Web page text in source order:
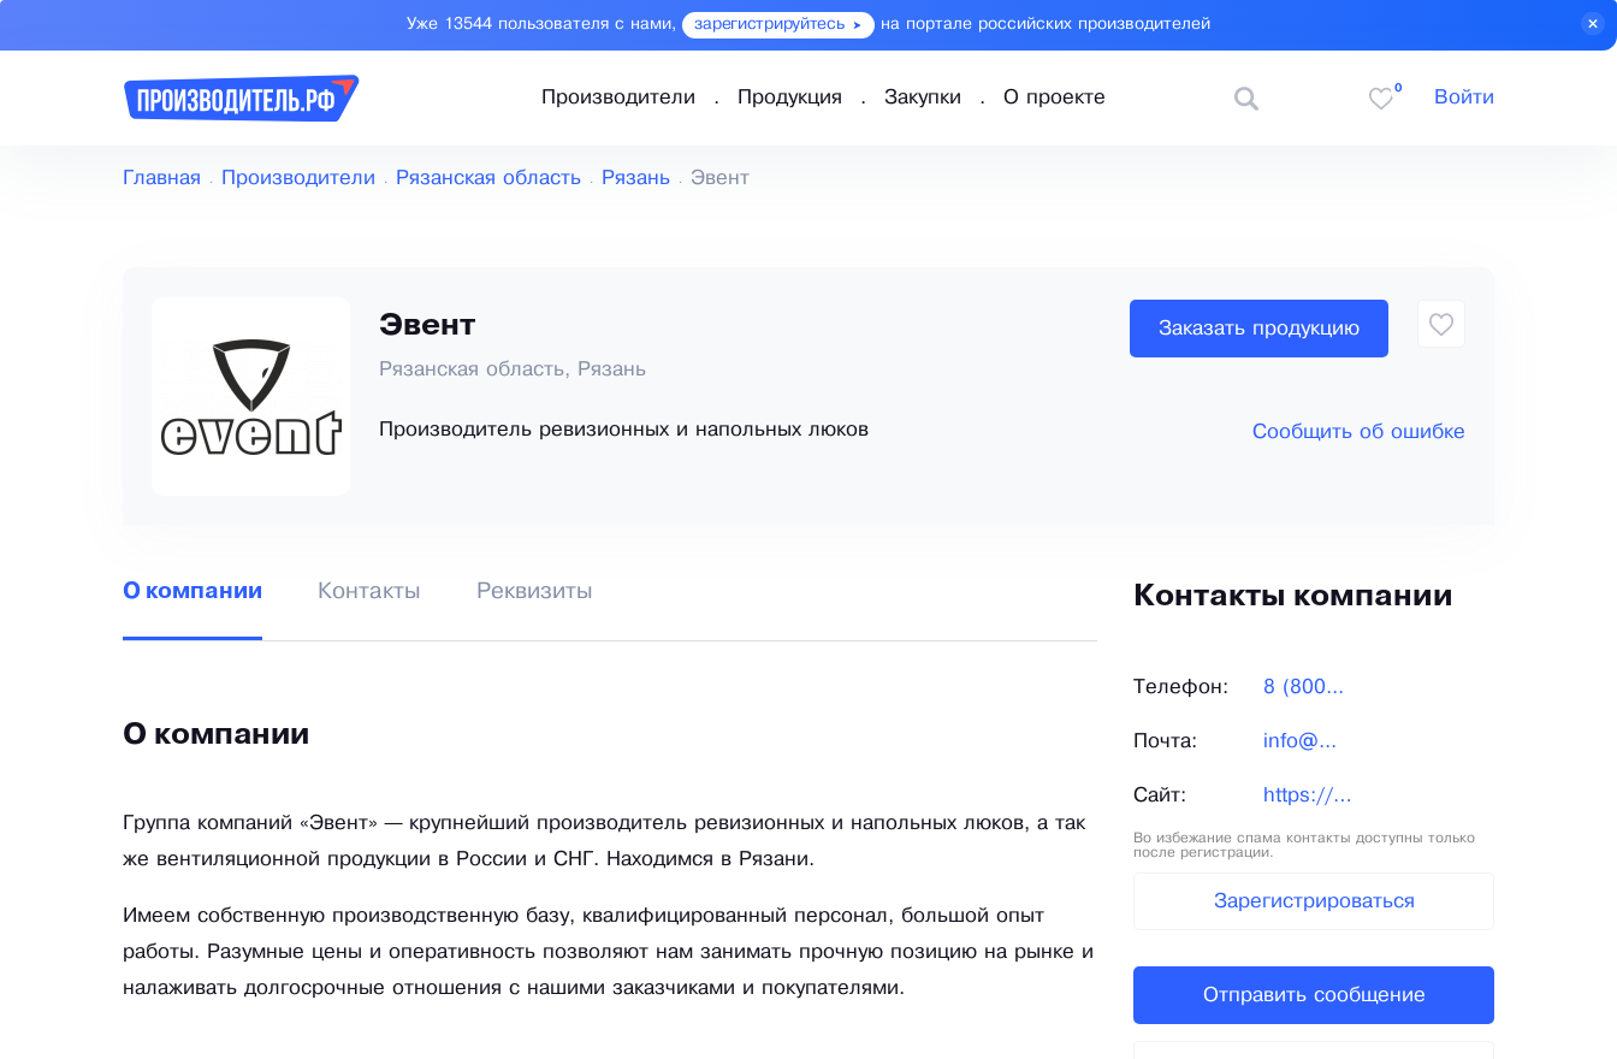
Уже 13544 пользователя с нами, зарегистрируйтесь на портале российских производителей
Производители Продукция Закупки О проекте
0
Войти
Главная Производители Рязанская область Рязань Эвент
Эвент
Рязанская область, Рязань
Производитель ревизионных и напольных люков
Заказать продукцию
Сообщить об ошибке
О компании Контакты Реквизиты
О компании
Группа компаний «Эвент» — крупнейший производитель ревизионных и напольных люков, а так
же вентиляционной продукции в России и СНГ. Находимся в Рязани.
Имеем собственную производственную базу, квалифицированный персонал, большой опыт
работы. Разумные цены и оперативность позволяют нам занимать прочную позицию на рынке и
налаживать долгосрочные отношения с нашими заказчиками и покупателями.
Контакты компании
Телефон: 8 (800...
Почта: info@...
Сайт: https://event-gk.ru/
Во избежание спама контакты доступны только
после регистрации.
Зарегистрироваться
Отправить сообщение